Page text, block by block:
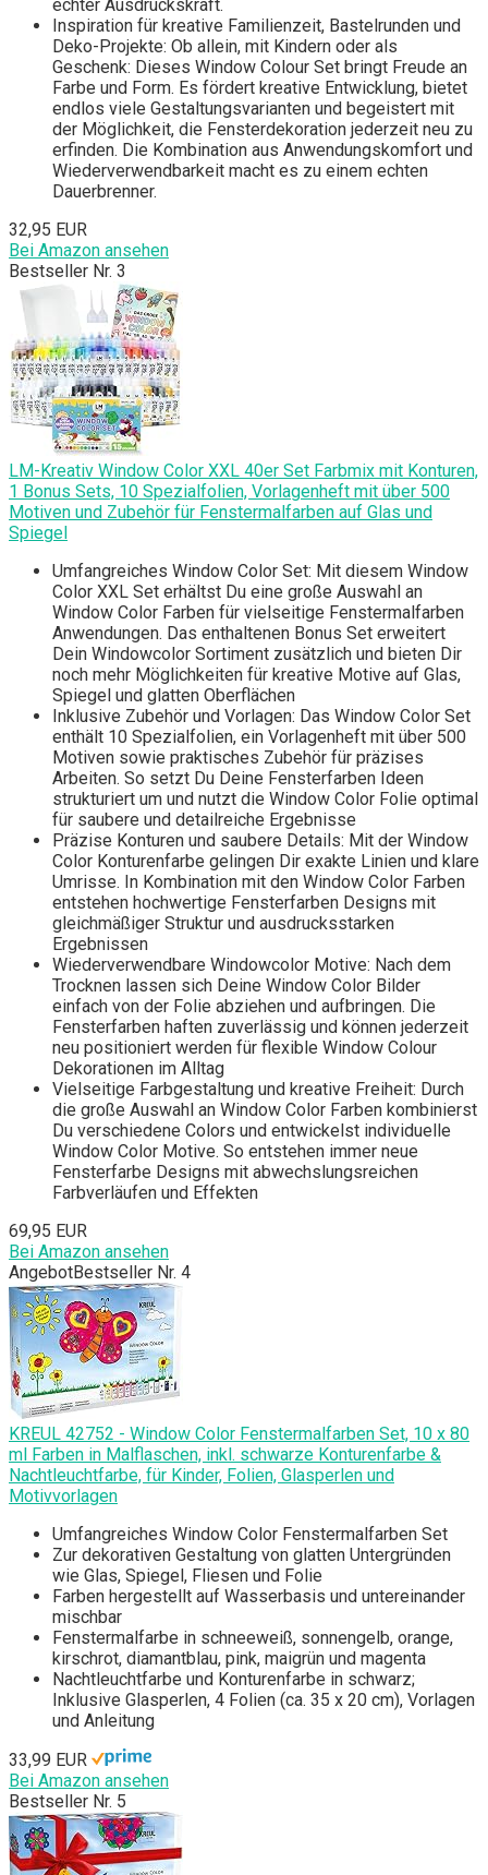
echter Ausdruckskraft.
Inspiration für kreative Familienzeit, Bastelrunden und
Deko-Projekte: Ob allein, mit Kindern oder als
Geschenk: Dieses Window Colour Set bringt Freude an
Farbe und Form. Es fördert kreative Entwicklung, bietet
endlos viele Gestaltungsvarianten und begeistert mit
der Möglichkeit, die Fensterdekoration jederzeit neu zu
erfinden. Die Kombination aus Anwendungskomfort und
Wiederverwendbarkeit macht es zu einem echten
Dauerbrenner.
32,95 EUR
Bei Amazon ansehen
Bestseller Nr. 3
LM-Kreativ Window Color XXL 40er Set Farbmix mit Konturen,
1 Bonus Sets, 10 Spezialfolien, Vorlagenheft mit über 500
Motiven und Zubehör für Fenstermalfarben auf Glas und
Spiegel
Umfangreiches Window Color Set: Mit diesem Window
Color XXL Set erhältst Du eine große Auswahl an
Window Color Farben für vielseitige Fenstermalfarben
Anwendungen. Das enthaltenen Bonus Set erweitert
Dein Windowcolor Sortiment zusätzlich und bieten Dir
noch mehr Möglichkeiten für kreative Motive auf Glas,
Spiegel und glatten Oberflächen
Inklusive Zubehör und Vorlagen: Das Window Color Set
enthält 10 Spezialfolien, ein Vorlagenheft mit über 500
Motiven sowie praktisches Zubehör für präzises
Arbeiten. So setzt Du Deine Fensterfarben Ideen
strukturiert um und nutzt die Window Color Folie optimal
für saubere und detailreiche Ergebnisse
Präzise Konturen und saubere Details: Mit der Window
Color Konturenfarbe gelingen Dir exakte Linien und klare
Umrisse. In Kombination mit den Window Color Farben
entstehen hochwertige Fensterfarben Designs mit
gleichmäßiger Struktur und ausdrucksstarken
Ergebnissen
Wiederverwendbare Windowcolor Motive: Nach dem
Trocknen lassen sich Deine Window Color Bilder
einfach von der Folie abziehen und aufbringen. Die
Fensterfarben haften zuverlässig und können jederzeit
neu positioniert werden für flexible Window Colour
Dekorationen im Alltag
Vielseitige Farbgestaltung und kreative Freiheit: Durch
die große Auswahl an Window Color Farben kombinierst
Du verschiedene Colors und entwickelst individuelle
Window Color Motive. So entstehen immer neue
Fensterfarbe Designs mit abwechslungsreichen
Farbverläufen und Effekten
69,95 EUR
Bei Amazon ansehen
AngebotBestseller Nr. 4
KREUL 42752 - Window Color Fenstermalfarben Set, 10 x 80
ml Farben in Malflaschen, inkl. schwarze Konturenfarbe &
Nachtleuchtfarbe, für Kinder, Folien, Glasperlen und
Motivvorlagen
Umfangreiches Window Color Fenstermalfarben Set
Zur dekorativen Gestaltung von glatten Untergründen
wie Glas, Spiegel, Fliesen und Folie
Farben hergestellt auf Wasserbasis und untereinander
mischbar
Fenstermalfarbe in schneeweiß, sonnengelb, orange,
kirschrot, diamantblau, pink, maigrün und magenta
Nachtleuchtfarbe und Konturenfarbe in schwarz;
Inklusive Glasperlen, 4 Folien (ca. 35 x 20 cm), Vorlagen
und Anleitung
33,99 EUR
Bei Amazon ansehen
Bestseller Nr. 5